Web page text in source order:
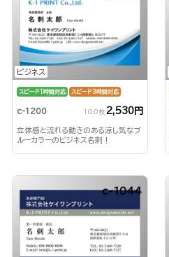
ビジネス
スピード1時間対応 スピード3時間対応
c-1200 100枚 2,530円
立体感と流れる動きのある涼し気なブ
ルーカラーのビジネス名刺！
c-1044